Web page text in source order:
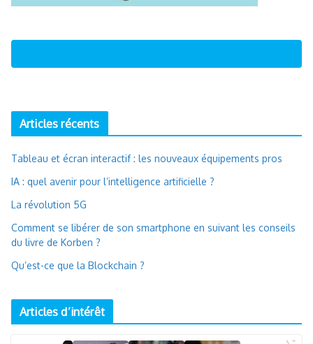
Articles récents
Tableau et écran interactif : les nouveaux équipements pros
IA : quel avenir pour l’intelligence artificielle ?
La révolution 5G
Comment se libérer de son smartphone en suivant les conseils
du livre de Korben ?
Qu’est-ce que la Blockchain ?
Articles d’intérêt